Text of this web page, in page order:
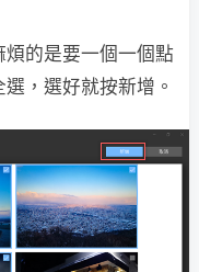
的是要一個一個點
，選好就按新增。